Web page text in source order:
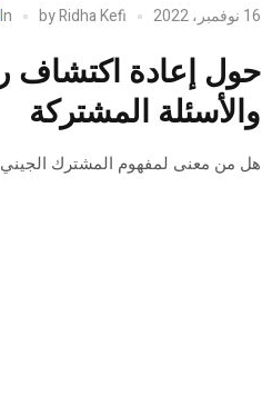
16 نوفمبر، 2022 byRidha Kefi
In
حول إعادة اكتشاف
والأسئلة المشتركة
هل من معنى لمفهوم المشترك